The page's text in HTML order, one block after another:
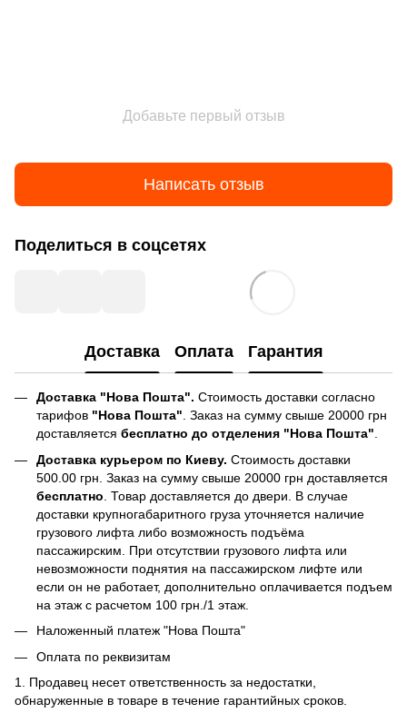
Добавьте первый отзыв
Написать отзыв
Поделиться в соцсетях
Доставка Оплата Гарантия
Доставка "Нова Пошта". Стоимость доставки согласно
тарифов "Нова Пошта". Заказ на сумму свыше 20000 грн
доставляется бесплатно до отделения "Нова Пошта".
Доставка курьером по Киеву. Стоимость доставки
500.00 грн. Заказ на сумму свыше 20000 грн доставляется
бесплатно . Товар доставляется до двери. В случае
доставки крупногабаритного груза уточняется наличие
грузового лифта либо возможность подъёма
пассажирским. При отсутствии грузового лифта или
невозможности поднятия на пассажирском лифте или
если он не работает, дополнительно оплачивается подъем
на этаж с расчетом 100 грн./1 этаж.
Наложенный платеж "Нова Пошта"
Оплата по реквизитам
1. Продавец несет ответственность за недостатки,
обнаруженные в товаре в течение гарантийных сроков.